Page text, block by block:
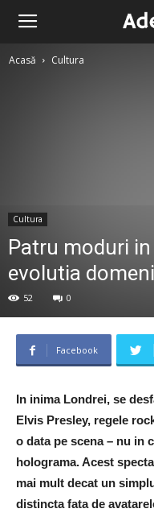
Acasă Cultura
Cultura
Patru moduri
evolutia
52 0
Facebook
In inima Londrei, se
Elvis Presley, regele
o data pe scena – nu in
holograma. Acest
mai mult decat un
distincta fata de